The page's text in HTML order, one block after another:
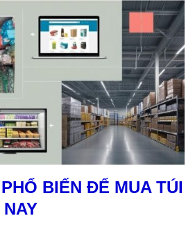
túi zipper, từ chợ đến nhà sản xuất trực
BIẾN ĐỂ MUA TÚI